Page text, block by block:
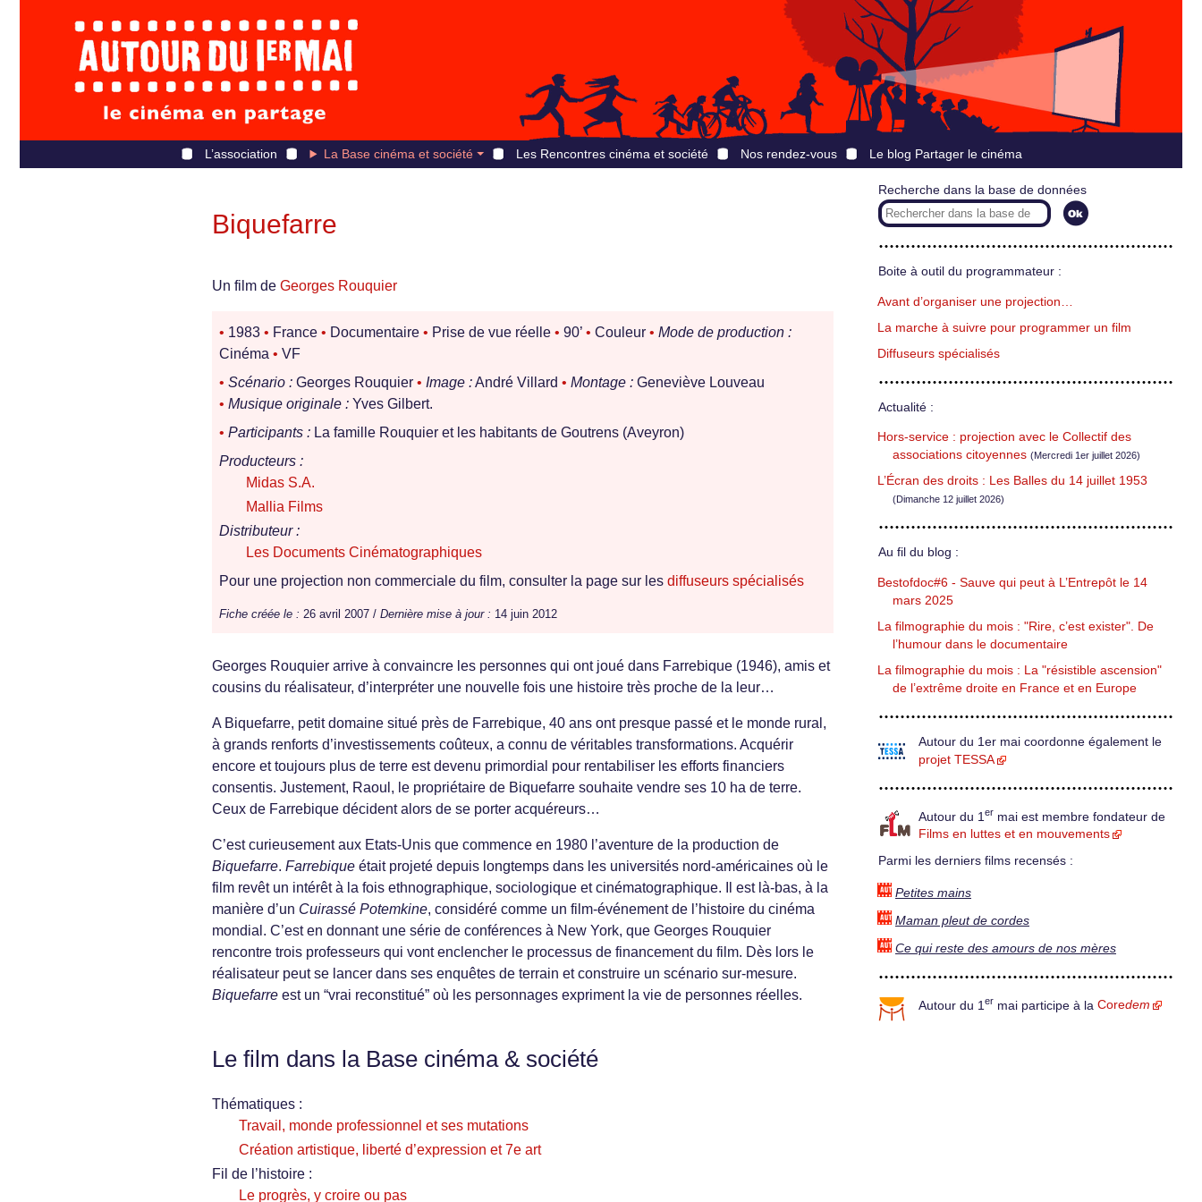
L’association La Base cinéma et société Les Rencontres cinéma et société Nos rendez-vous Le blog Partager le cinéma
Biquefarre
Un film de Georges Rouquier
• 1983 • France • Documentaire • Prise de vue réelle • 90’ • Couleur • Mode de production :
Cinéma • VF
• Scénario : Georges Rouquier • Image :André Villard • Montage : Geneviève Louveau
• Musique originale : Yves Gilbert.
• Participants : La famille Rouquier et les habitants de Goutrens (Aveyron)
Producteurs :
Midas S.A.
Mallia Films
Distributeur :
Les Documents Cinématographiques
Pour une projection non commerciale du film, consulter la page sur les diffuseurs spécialisés
Fiche créée le : 26 avril 2007 / Dernière mise à jour : 14 juin 2012
Georges Rouquier arrive à convaincre les personnes qui ont joué dans Farrebique (1946), amis et
cousins du réalisateur, d’interpréter une nouvelle fois une histoire très proche de la leur…
A Biquefarre, petit domaine situé près de Farrebique, 40 ans ont presque passé et le monde rural,
à grands renforts d’investissements coûteux, a connu de véritables transformations. Acquérir
encore et toujours plus de terre est devenu primordial pour rentabiliser les efforts financiers
consentis. Justement, Raoul, le propriétaire de Biquefarre souhaite vendre ses 10 ha de terre.
Ceux de Farrebique décident alors de se porter acquéreurs…
C’est curieusement aux Etats-Unis que commence en 1980 l’aventure de la production de
Biquefarre. Farrebique était projeté depuis longtemps dans les universités nord-américaines où le
film revêt un intérêt à la fois ethnographique, sociologique et cinématographique. Il est là-bas, à la
manière d’un Cuirassé Potemkine, considéré comme un film-événement de l’histoire du cinéma
mondial. C’est en donnant une série de conférences à New York, que Georges Rouquier
rencontre trois professeurs qui vont enclencher le processus de financement du film. Dès lors le
réalisateur peut se lancer dans ses enquêtes de terrain et construire un scénario sur-mesure.
Biquefarre est un “vrai reconstitué” où les personnages expriment la vie de personnes réelles.
Le film dans la Base cinéma & société
Thématiques :
Travail, monde professionnel et ses mutations
Création artistique, liberté d’expression et 7e art
Fil de l’histoire :
Le progrès, y croire ou pas
Recherche dans la base de données
Boite à outil du programmateur :
Avant d’organiser une projection…
La marche à suivre pour programmer un film
Diffuseurs spécialisés
Actualité :
Hors-service : projection avec le Collectif des
associations citoyennes (Mercredi 1er juillet 2026)
L’Écran des droits : Les Balles du 14 juillet 1953
(Dimanche 12 juillet 2026)
Au fil du blog :
Bestofdoc#6 - Sauve qui peut à L’Entrepôt le 14
mars 2025
La filmographie du mois : "Rire, c’est exister". De
l’humour dans le documentaire
La filmographie du mois : La "résistible ascension"
de l’extrême droite en France et en Europe
Autour du 1er mai coordonne également le
projet TESSA
Autour du 1 er mai est membre fondateur de
Films en luttes et en mouvements
Parmi les derniers films recensés :
Petites mains
Maman pleut de cordes
Ce qui reste des amours de nos mères
Autour du 1 er mai participe à la Coredem